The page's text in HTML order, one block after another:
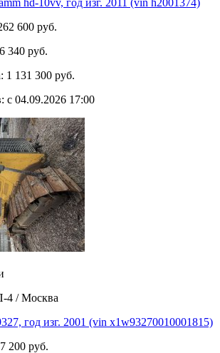
hd-10vv, год изг. 2011 (vin h2001374)
600 руб.
340 руб.
1 131 300 руб.
с 04.09.2026 17:00
4 / Москва
год изг. 2001 (vin x1w93270010001815)
200 руб.